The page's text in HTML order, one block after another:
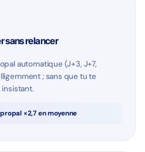
sans relancer
automatique (J+3, J+7,
; sans que tu te
×2,7 en moyenne